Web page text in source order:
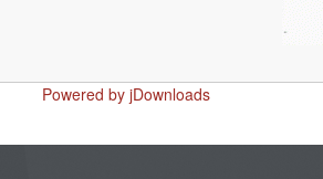
Powered by jDownloads